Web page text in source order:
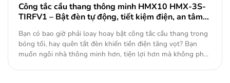
Công tắc cầu thang thông minh HMX10 HMX-3S-
TIRFV1 – Bật đèn tự động, tiết kiệm điện, an tâm
Bạn có bao giờ phải loay hoay bật công tắc cầu thang trong
bóng tối, hay quên tắt đèn khiến tiền điện tăng vọt? Bạn
muốn ngôi nhà thông minh hơn, tiện lợi hơn mà không phải